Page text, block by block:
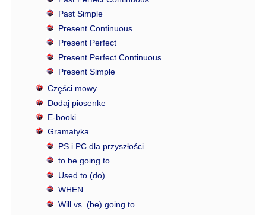
Past Simple
Present Continuous
Present Perfect
Present Perfect Continuous
Present Simple
Części mowy
Dodaj piosenke
E-booki
Gramatyka
PS i PC dla przyszłości
to be going to
Used to (do)
WHEN
Will vs. (be) going to